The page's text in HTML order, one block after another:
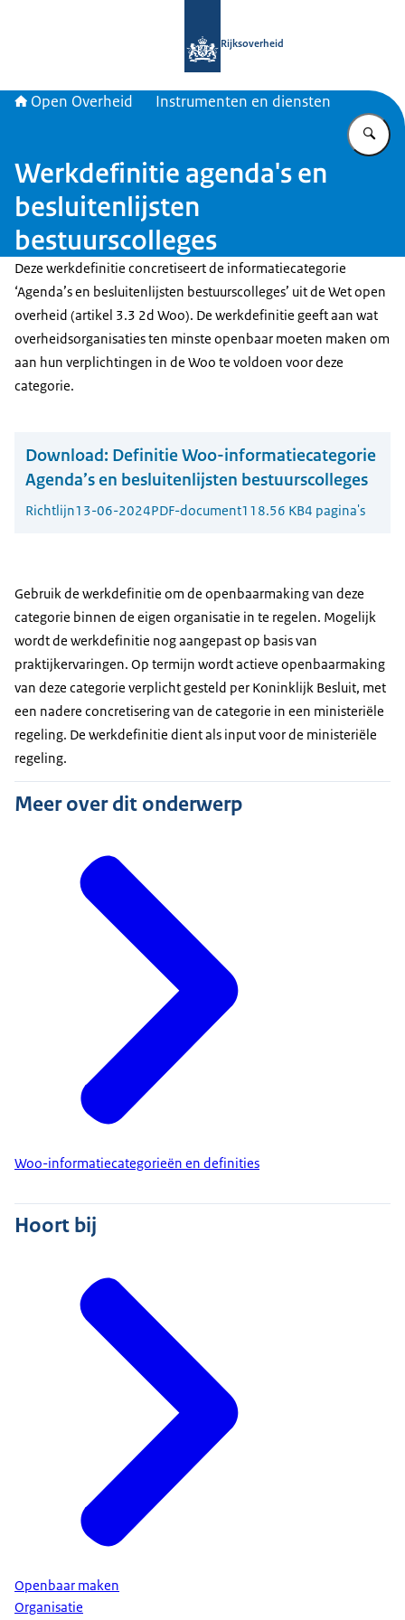
Rijksoverheid
Open Overheid Instrumenten en diensten
Werkdefinitie agenda's en
besluitenlijsten
bestuurscolleges
Deze werkdefinitie concretiseert de informatiecategorie
‘Agenda’s en besluitenlijsten bestuurscolleges’ uit de Wet open
overheid (artikel 3.3 2d Woo). De werkdefinitie geeft aan wat
overheidsorganisaties ten minste openbaar moeten maken om
aan hun verplichtingen in de Woo te voldoen voor deze
categorie.
Download: Definitie Woo-informatiecategorie
Agenda’s en besluitenlijsten bestuurscolleges
Richtlijn13-06-2024PDF-document118.56 KB4 pagina's
Gebruik de werkdefinitie om de openbaarmaking van deze
categorie binnen de eigen organisatie in te regelen. Mogelijk
wordt de werkdefinitie nog aangepast op basis van
praktijkervaringen. Op termijn wordt actieve openbaarmaking
van deze categorie verplicht gesteld per Koninklijk Besluit, met
een nadere concretisering van de categorie in een ministeriële
regeling. De werkdefinitie dient als input voor de ministeriële
regeling.
Meer over dit onderwerp
Woo-informatiecategorieën en definities
Hoort bij
Openbaar maken
Organisatie